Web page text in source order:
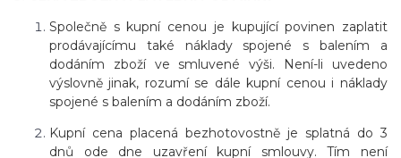
Společně s kupní cenou je kupující povinen zaplatit
prodávajícímu také náklady spojené s balením a
dodáním zboží ve smluvené výši. Není-li uvedeno
výslovně jinak, rozumí se dále kupní cenou i náklady
spojené s balením a dodáním zboží.
Kupní cena placená bezhotovostně je splatná do 3
dnů ode dne uzavření kupní smlouvy. Tím není